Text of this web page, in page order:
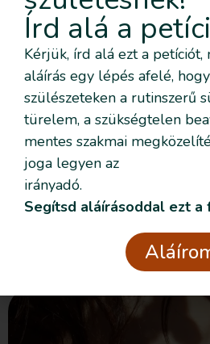
Feliratkozom!
Szeretném nyomon követni az
Szeretném elmesélni a saját
Elolvastam és elfogadom az
nyilatkozatban
Írd alá a
Kérjük, írd alá ezt a
aláírás egy lépés afelé,
szülészeteken a rutinszerű
türelem, a szükségtelen
mentes szakmai
joga legyen az
irányadó.
Segítsd aláírásoddal ezt a